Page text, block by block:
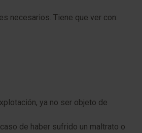
necesarios. Tiene que ver con:
ya no ser objeto de
de haber sufrido un maltrato o